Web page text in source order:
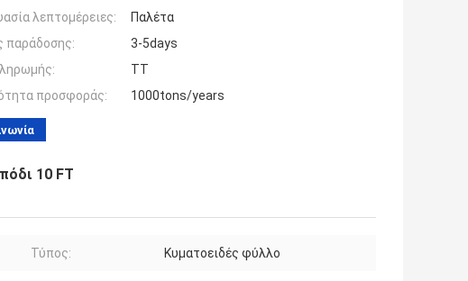
λεπτομέρειες:
Παλέτα
παράδοσης:
3-5days
TT
προσφοράς:
1000tons/years
10 FT
Τύπος: Κυματοειδές φύλλο